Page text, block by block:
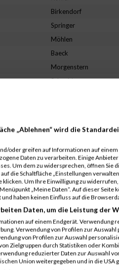
Birkendorf
Springer
Möhlen
Baeck
Morgenstern
Schneider
Borowski
Schüssler
Asseth
Ropat
Wendel
Gerling
Ulinski
Hanft
Maurer
„Ablehnen“ wird die
oder greifen auf Informationen auf einem
Daten zu verarbeiten. Einige
Um dem zu widersprechen, öffnen Sie
die Schaltfläche „Einstellungen
Um Ihre Einwilligung zu
„Meine Daten“. Auf dieser
haben keinen Einfluss auf die
Daten, um die Leistung der
auf einem Endgerät. Verwendung
Verwendung von Profilen zur
von Profilen zur Auswahl
Zielgruppen durch Statistiken oder
reduzierter Daten zur Auswahl
Union weitergegeben und in die USA